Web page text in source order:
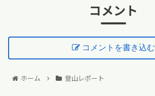
コメント
コメントを書き込む
ホーム 登山レポート